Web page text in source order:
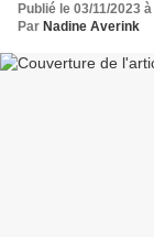
Publié le 03/11/2023
Par Nadine Averink